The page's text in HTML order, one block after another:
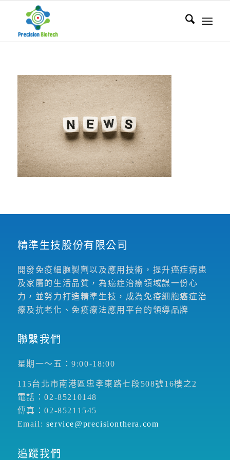
精準生技股份有限公司
開發免疫細胞製劑以及應用技術，提升癌症病患
及家屬的生活品質，為癌症治療領域謀一份心
力，並努力打造精準生技，成為免疫細胞癌症治
療及抗老化、免疫療法應用平台的領導品牌
聯繫我們
星期一～五：9:00-18:00
115台北市南港區忠孝東路七段508號16樓之2
電話：02-85210148
傳真：02-85211545
Email: service@precisionthera.com
追蹤我們